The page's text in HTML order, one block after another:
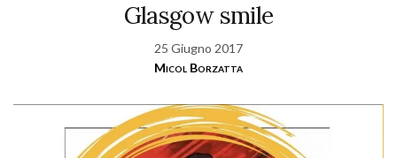
Glasgow smile
25 Giugno 2017
Micol Borzatta